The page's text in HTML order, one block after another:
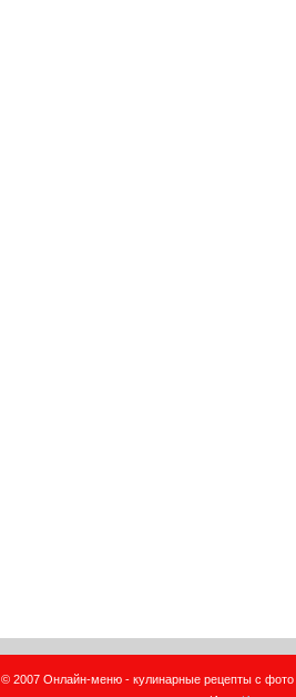
© 2007 Онлайн-меню - кулинарные рецепты с фото